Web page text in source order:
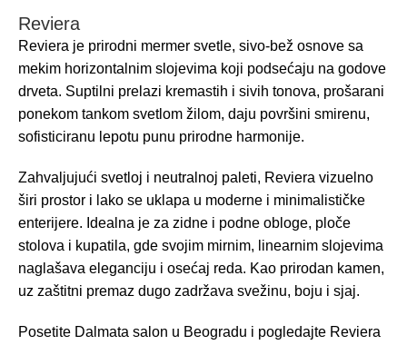
Reviera
Reviera je prirodni mermer svetle, sivo-bež osnove sa
mekim horizontalnim slojevima koji podsećaju na godove
drveta. Suptilni prelazi kremastih i sivih tonova, prošarani
ponekom tankom svetlom žilom, daju površini smirenu,
sofisticiranu lepotu punu prirodne harmonije.
Zahvaljujući svetloj i neutralnoj paleti, Reviera vizuelno
širi prostor i lako se uklapa u moderne i minimalističke
enterijere. Idealna je za zidne i podne obloge, ploče
stolova i kupatila, gde svojim mirnim, linearnim slojevima
naglašava eleganciju i osećaj reda. Kao prirodan kamen,
uz zaštitni premaz dugo zadržava svežinu, boju i sjaj.
Posetite Dalmata salon u Beogradu i pogledajte Reviera